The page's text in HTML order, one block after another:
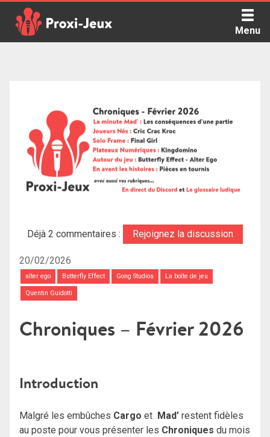
content
Menu
Déjà 2 commentaires : Rejoignez la discussion
20/02/2026
alter ego Butterfly Effect Gong Studios La boîte de jeu
Quentin Guidotti
Chroniques – Février 2026
Introduction
Malgré les embûches Cargo et Mad’ restent fidèles
au poste pour vous présenter les Chroniques du mois